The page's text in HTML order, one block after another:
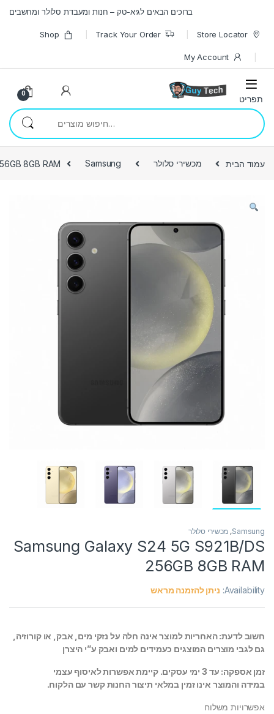
ברוכים הבאים לגיא-טק – חנות ומעבדת סלולר ומחשבים
Store Locator
Track Your Order
Shop
My Account
0
חיפוש עבור:
עמוד הבית מכשירי סלולר Samsung
8GB RAM
Samsung
, מכשירי סלולר
Samsung Galaxy S24 5G S921B/DS
256GB 8GB RAM
Availability: ניתן להזמנה מראש
חשוב לדעת: האחריות למוצר אינה חלה על נזקי מים, אבק, או קורוזיה,
גם לגבי מוצרים המוצגים כעמידים למים ואבק ע”י היצרן
זמן אספקה: עד 3 ימי עסקים. קיימת אפשרות לאיסוף עצמי
במידה והמוצר אינו זמין במלאי תיצור החנות קשר עם הלקוח.
אפשרויות משלוח